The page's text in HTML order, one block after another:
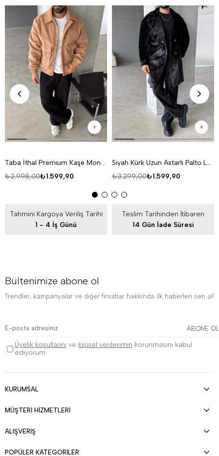
Taba İthal Premıum Kaşe Mont LNS
₺1.599,90
₺2.998,00
Siyah Kürk Uzun Astarlı Palto LNS
₺1.599,90
₺3.299,00
Tahmini Kargoya Veriliş Tarihi
1 - 4 İş Günü
Teslim Tarihinden İtibaren
14 Gün İade Süresi
Bültenimize abone ol
Trendler, kampanyalar ve diğer fırsatlar hakkında ilk haberleri sen al!
ABONE OL
Üyelik koşullarını ve kişisel verilerimin korunmasını kabul
ediyorum.
KURUMSAL
MÜŞTERİ HİZMETLERİ
ALIŞVERİŞ
POPÜLER KATEGORİLER